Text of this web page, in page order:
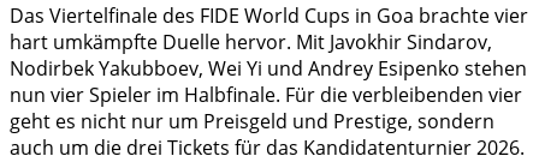
Das Viertelfinale des FIDE World Cups in Goa brachte vier
hart umkämpfte Duelle hervor. Mit Javokhir Sindarov,
Nodirbek Yakubboev, Wei Yi und Andrey Esipenko stehen
nun vier Spieler im Halbfinale. Für die verbleibenden vier
geht es nicht nur um Preisgeld und Prestige, sondern
auch um die drei Tickets für das Kandidatenturnier 2026.